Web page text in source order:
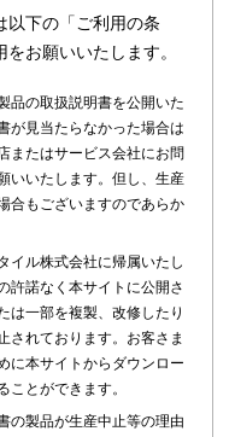
以下の「ご利用の条
お願いいたします。
品の取扱説明書を公開いた
が見当たらなかった場合は
またはサービス会社にお問
いいたします。但し、生産
合もございますのであらか
イル株式会社に帰属いたし
許諾なく本サイトに公開さ
は一部を複製、改修したり
されております。お客さま
に本サイトからダウンロー
ことができます。
の製品が生産中止等の理由